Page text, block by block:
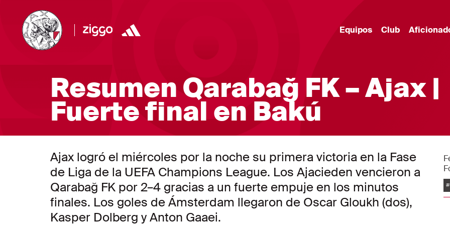
Equipos Club
Resumen Qarabağ FK – Ajax |
Fuerte final en Bakú
Ajax logró el miércoles por la noche su primera victoria en la Fase
de Liga de la UEFA Champions League. Los Ajacieden vencieron a
Qarabağ FK por 2–4 gracias a un fuerte empuje en los minutos
finales. Los goles de Ámsterdam llegaron de Oscar Gloukh (dos),
Kasper Dolberg y Anton Gaaei.